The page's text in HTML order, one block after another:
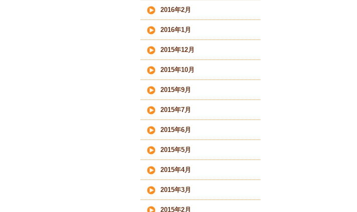
2016年2月
2016年1月
2015年12月
2015年10月
2015年9月
2015年7月
2015年6月
2015年5月
2015年4月
2015年3月
2015年2月